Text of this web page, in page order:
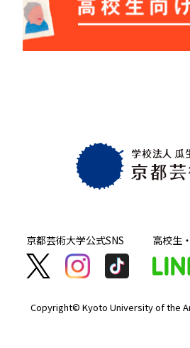
京都芸術大学公式SNS 高校生
Copyright© Kyoto University of the